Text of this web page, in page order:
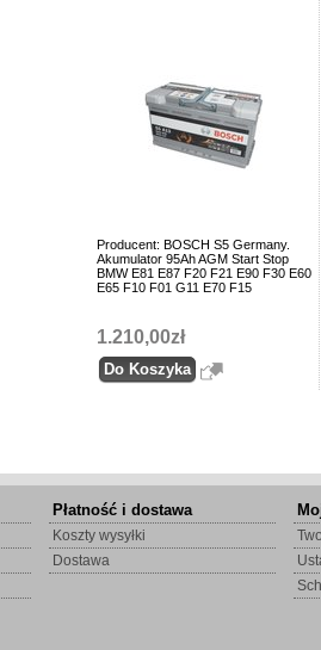
Producent: BOSCH S5 Germany.
Akumulator 95Ah AGM Start Stop
BMW E81 E87 F20 F21 E90 F30 E60
E65 F10 F01 G11 E70 F15
1.210,00zł
Płatność i dostawa
Koszty wysyłki
Dostawa